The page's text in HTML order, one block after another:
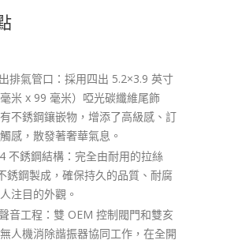
排氣管口：採用四出 5.2×3.9 英寸
毫米 x 99 毫米）啞光碳纖維尾飾
不銹鋼鑲嵌物，增添了高級感、訂
感，散發著奢華氣息。
不銹鋼結構：完全由耐用的拉絲
銹鋼製成，確保持久的品質、耐腐
注目的外觀。
音工程：雙 OEM 控制閥門和雙亥
人機消除諧振器協同工作，在全開